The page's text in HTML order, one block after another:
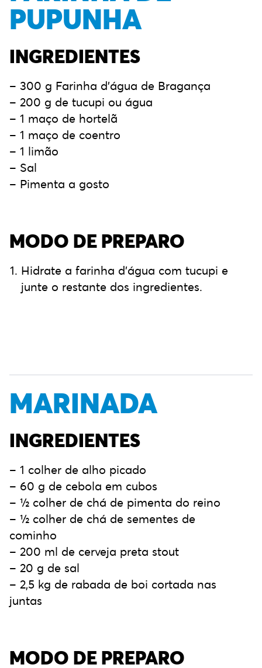
PUPUNHA
INGREDIENTES
– 300 g Farinha d’água de Bragança
– 200 g de tucupi ou água
– 1 maço de hortelã
– 1 maço de coentro
– 1 limão
– Sal
– Pimenta a gosto
MODO DE PREPARO
Hidrate a farinha d’água com tucupi e
junte o restante dos ingredientes.
MARINADA
INGREDIENTES
– 1 colher de alho picado
– 60 g de cebola em cubos
– ½ colher de chá de pimenta do reino
– ½ colher de chá de sementes de
cominho
– 200 ml de cerveja preta stout
– 20 g de sal
– 2,5 kg de rabada de boi cortada nas
juntas
MODO DE PREPARO